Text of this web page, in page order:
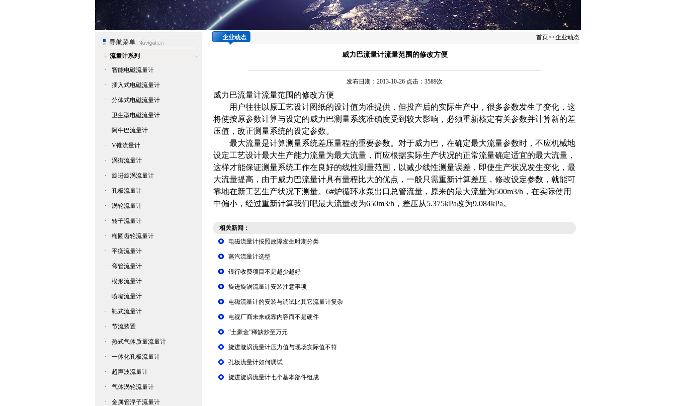
流量计系列
·
智能电磁流量计
· 插入式电磁流量计
· 分体式电磁流量计
· 卫生型电磁流量计
· 阿牛巴流量计
· V锥流量计
· 涡街流量计
· 旋进旋涡流量计
· 孔板流量计
· 涡轮流量计
· 转子流量计
· 椭圆齿轮流量计
· 平衡流量计
· 弯管流量计
· 楔形流量计
· 喷嘴流量计
· 靶式流量计
· 节流装置
· 热式气体质量流量计
· 一体化孔板流量计
· 超声波流量计
· 气体涡轮流量计
· 金属管浮子流量计
企业动态 首页>>企业动态
威力巴流量计流量范围的修改方便
发布日期：2013-10-26 点击：3589次
威力巴流量计流量范围的修改方便
用户往往以原工艺设计图纸的设计值为准提供，但投产后的实际生产中，很多参数发生了变化，这
将使按原参数计算与设定的威力巴测量系统准确度受到较大影响，必须重新核定有关参数并计算新的差
压值，改正测量系统的设定参数。
最大流量是计算测量系统差压量程的重要参数。对于威力巴，在确定最大流量参数时，不应机械地
设定工艺设计最大生产能力流量为最大流量，而应根据实际生产状况的正常流量确定适宜的最大流量，
这样才能保证测量系统工作在良好的线性测量范围，以减少线性测量误差，即使生产状况发生变化，最
大流量提高，由于威力巴流量计具有量程比大的优点，一般只需重新计算差压，修改设定参数，就能可
靠地在新工艺生产状况下测量。6#炉循环水泵出口总管流量，原来的最大流量为500m3/h，在实际使用
中偏小，经过重新计算我们吧最大流量改为650m3/h，差压从5.375kPa改为9.084kPa。
相关新闻：
电磁流量计按照故障发生时期分类
蒸汽流量计选型
银行收费项目不是越少越好
旋进旋涡流量计安装注意事项
电磁流量计的安装与调试比其它流量计复杂
电视厂商未来或靠内容而不是硬件
“土豪金”稀缺炒至万元
旋进漩涡流量计压力值与现场实际值不符
孔板流量计如何调试
旋进旋涡流量计七个基本部件组成